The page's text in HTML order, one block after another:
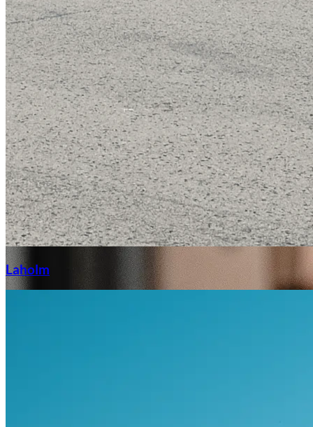
Laholm